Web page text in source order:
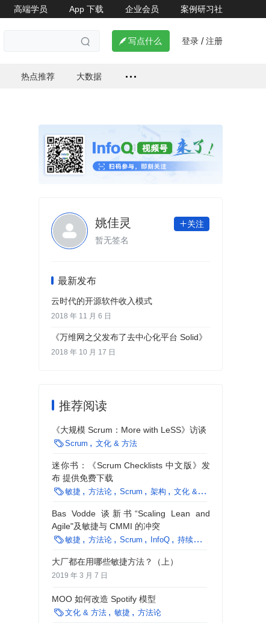
高端学员 App 下载 企业会员 案例研习社
  写点什么 登录 / 注册
热点推荐 大数据
姚佳灵 关注
暂无签名
最新发布
云时代的开源软件收入模式
2018 年 11 月 6 日
《万维网之父发布了去中心化平台 Solid》
2018 年 10 月 17 日
推荐阅读
《大规模 Scrum：More with LeSS》访谈
Scrum 文化 & 方法
迷你书：《Scrum Checklists 中文版》发
布 提供免费下载
敏捷 方法论 Scrum 架构 文化 & 方法
Bas Vodde 谈新书“Scaling Lean and
Agile"及敏捷与 CMMI 的冲突
敏捷 方法论 Scrum InfoQ 持续集成
大厂都在用哪些敏捷方法？（上）
2019 年 3 月 7 日
MOO 如何改造 Spotify 模型
文化 & 方法 敏捷 方法论